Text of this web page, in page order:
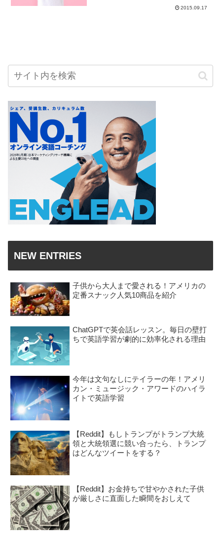
2015.09.17
NEW ENTRIES
子供から大人まで愛される！アメリカの
定番スナック人気10商品を紹介
ChatGPTで英会話レッスン。毎日の壁打
ちで英語学習が劇的に効率化される理由
今年は文句なしにテイラーの年！アメリ
カン・ミュージック・アワードのハイラ
イトで英語学習
【Reddit】もしトランプがトランプ大統
領と大統領選に競い合ったら、トランプ
はどんなツイートをする？
【Reddit】お金持ちで甘やかされた子供
が厳しさに直面した瞬間をおしえて